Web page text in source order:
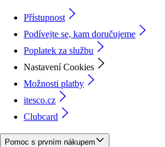
Přístupnost
Podívejte se, kam doručujeme
Poplatek za službu
Nastavení Cookies
Možnosti platby
itesco.cz
Clubcard
Pomoc s prvním nákupem